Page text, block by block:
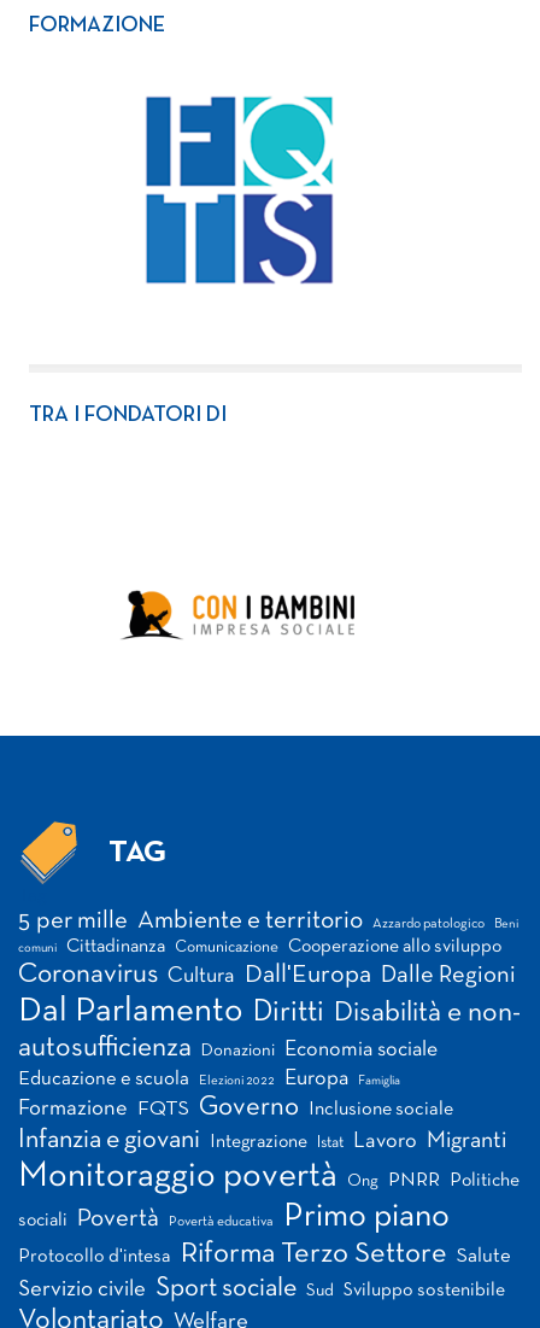
FORMAZIONE
TRA I FONDATORI DI
TAG
5 per mille Ambiente e territorio Azzardo patologico Beni
comuni Cittadinanza Comunicazione Cooperazione allo sviluppo
Coronavirus Cultura Dall'Europa Dalle Regioni
Dal Parlamento Diritti
Disabilità e non-
autosufficienza
Donazioni Economia sociale
Educazione e scuola Elezioni 2022 Europa Famiglia
Formazione FQTS Governo Inclusione sociale
Infanzia e giovani Integrazione Istat Lavoro Migranti
Monitoraggio povertà Ong PNRR Politiche
sociali Povertà Povertà educativa Primo piano
Protocollo d'intesa Riforma Terzo Settore Salute
Servizio civile Sport sociale Sud Sviluppo sostenibile
Volontariato Welfare